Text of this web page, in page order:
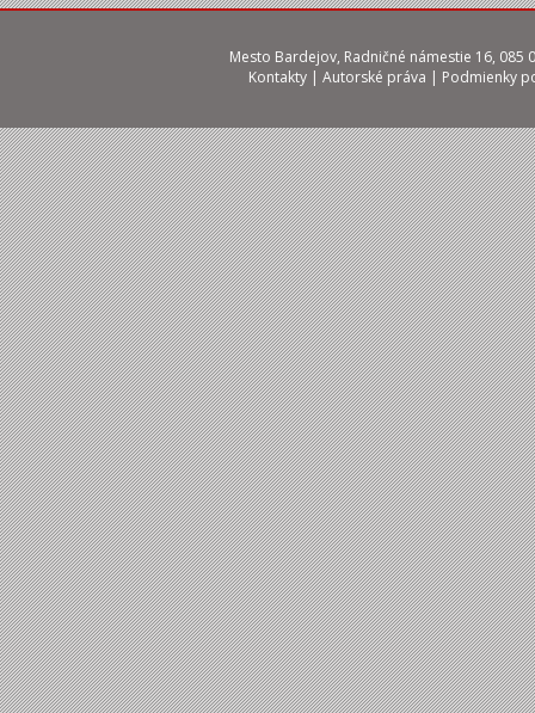
Mesto Bardejov, Radničné námestie 16, 085
Kontakty | Autorské práva | Podmienky